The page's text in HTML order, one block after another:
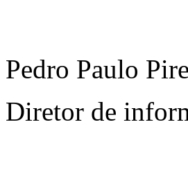
Pedro Paulo
Diretor de